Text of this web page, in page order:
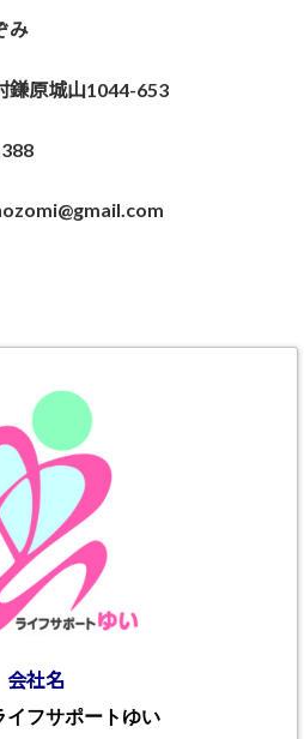
み
鎌原城山1044-653
会社名
イフサポートゆい